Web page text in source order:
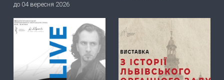
до 04 вересня 2026